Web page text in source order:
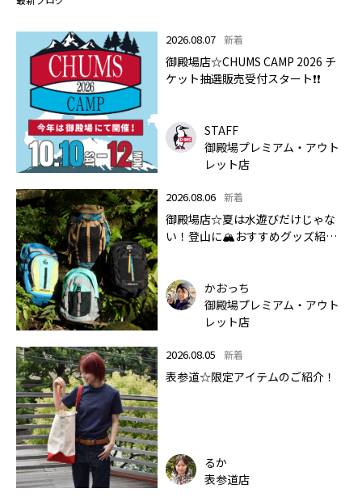
2026.08.07 新着
御殿場店☆CHUMS CAMP 2026 チ
ケット抽選販売受付スタート❗❗
STAFF
御殿場プレミアム・アウト
レット店
2026.08.06 新着
御殿場店☆夏は水遊びだけじゃな
い！登山に🏔おすすめグッズ紹介
かおっち
御殿場プレミアム・アウト
レット店
2026.08.05 新着
表参道☆限定アイテムのご紹介！
るか
表参道店